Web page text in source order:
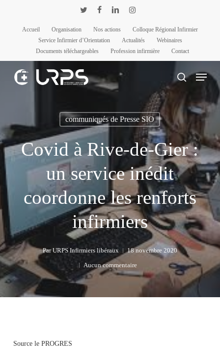
Accueil
Organisation Nos actions
Colloque Régional Infirmier
Service Infirmier d’Orientation
Actualités
Webinaires
Documents téléchargeables
Profession infirmière Contact
rechercher
Menu
communiqués de Presse SIO
Covid à Rive-de-Gier :
un service inédit
coordonne les renforts
infirmiers
Par URPS Infirmiers libéraux
18 novembre 2020
Aucun commentaire
Source le PROGRES
Panneau de gestion des cookies